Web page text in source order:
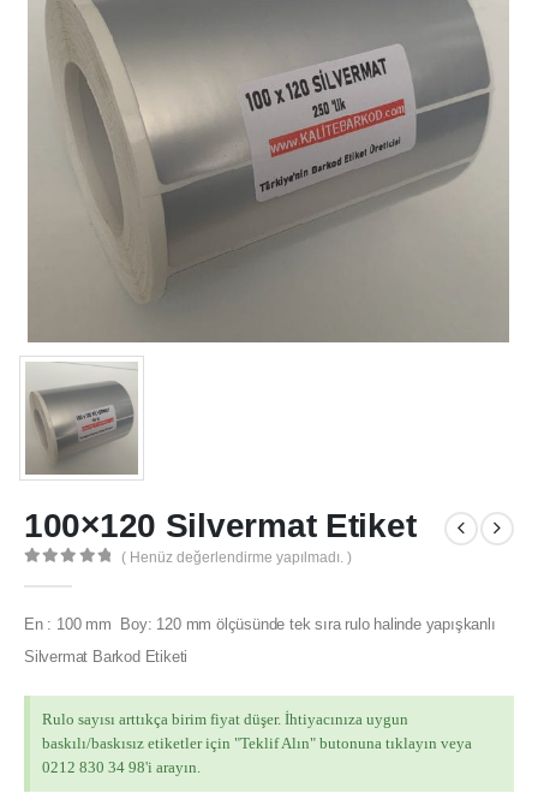
100×120 Silvermat Etiket
( Henüz değerlendirme yapılmadı. )
En : 100 mm Boy: 120 mm ölçüsünde tek sıra rulo halinde yapışkanlı
Silvermat Barkod Etiketi
Rulo sayısı arttıkça birim fiyat düşer. İhtiyacınıza uygun
baskılı/baskısız etiketler için "Teklif Alın" butonuna tıklayın veya
0212 830 34 98'i arayın.